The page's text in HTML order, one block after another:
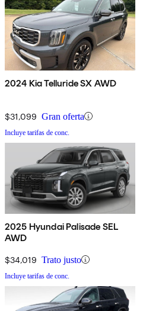
2024 Kia Telluride SX AWD
$31,099 Gran oferta
Incluye tarifas de conc.
2025 Hyundai Palisade SEL
AWD
$34,019 Trato justo
Incluye tarifas de conc.